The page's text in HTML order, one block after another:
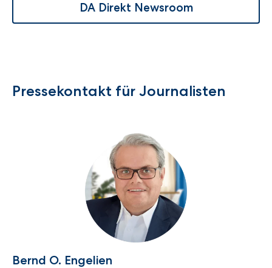
DA Direkt Newsroom
Pressekontakt für Journalisten
Bernd O. Engelien